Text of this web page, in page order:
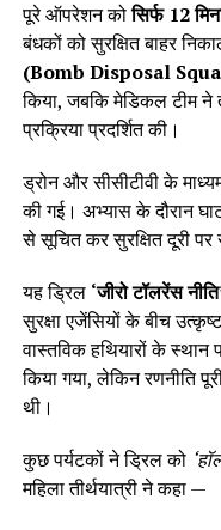
पूरे ऑपरेशन कोसिर्फ 12
बंधकों को सुरक्षित बाहर
(Bomb Disposal
किया, जबकि मेडिकल टीम ने
प्रक्रिया प्रदर्शित की।
ड्रोन और सीसीटीवी के
की गई। अभ्यास के दौरान
से सूचित कर सुरक्षित दूरी पर
यह ड्रिल ‘जीरो टॉलरेंस
सुरक्षा एजेंसियों के बीच
वास्तविक हथियारों के स्थान
किया गया, लेकिन रणनीति
थी।
कुछ पर्यटकों ने ड्रिल को
महिला तीर्थयात्री ने कहा —